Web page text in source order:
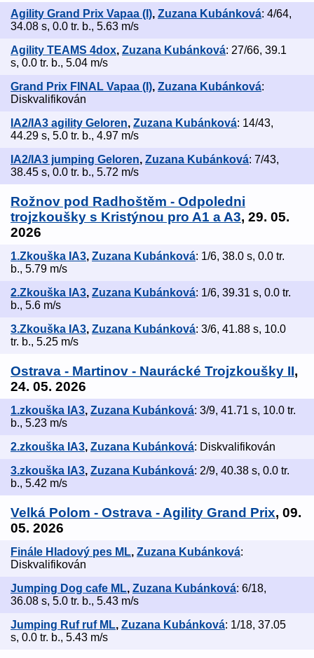
Agility Grand Prix Vapaa (I), Zuzana Kubánková: 4/64,
34.08 s, 0.0 tr. b., 5.63 m/s
Agility TEAMS 4dox, Zuzana Kubánková: 27/66, 39.1
s, 0.0 tr. b., 5.04 m/s
Grand Prix FINAL Vapaa (I), Zuzana Kubánková:
Diskvalifikován
IA2/IA3 agility Geloren, Zuzana Kubánková: 14/43,
44.29 s, 5.0 tr. b., 4.97 m/s
IA2/IA3 jumping Geloren, Zuzana Kubánková: 7/43,
38.45 s, 0.0 tr. b., 5.72 m/s
Rožnov pod Radhoštěm - Odpoledni
trojzkoušky s Kristýnou pro A1 a A3, 29. 05.
2026
1.Zkouška IA3, Zuzana Kubánková: 1/6, 38.0 s, 0.0 tr.
b., 5.79 m/s
2.Zkouška IA3, Zuzana Kubánková: 1/6, 39.31 s, 0.0 tr.
b., 5.6 m/s
3.Zkouška IA3, Zuzana Kubánková: 3/6, 41.88 s, 10.0
tr. b., 5.25 m/s
Ostrava - Martinov - Naurácké Trojzkoušky II,
24. 05. 2026
1.zkouška IA3, Zuzana Kubánková: 3/9, 41.71 s, 10.0 tr.
b., 5.23 m/s
2.zkouška IA3, Zuzana Kubánková: Diskvalifikován
3.zkouška IA3, Zuzana Kubánková: 2/9, 40.38 s, 0.0 tr.
b., 5.42 m/s
Velká Polom - Ostrava - Agility Grand Prix, 09.
05. 2026
Finále Hladový pes ML, Zuzana Kubánková:
Diskvalifikován
Jumping Dog cafe ML, Zuzana Kubánková: 6/18,
36.08 s, 5.0 tr. b., 5.43 m/s
Jumping Ruf ruf ML, Zuzana Kubánková: 1/18, 37.05
s, 0.0 tr. b., 5.43 m/s